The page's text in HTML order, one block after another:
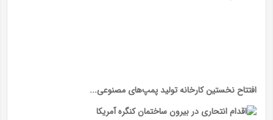
افتتاح نخستین کارخانه تولید پمپ‌های مصنوعی...